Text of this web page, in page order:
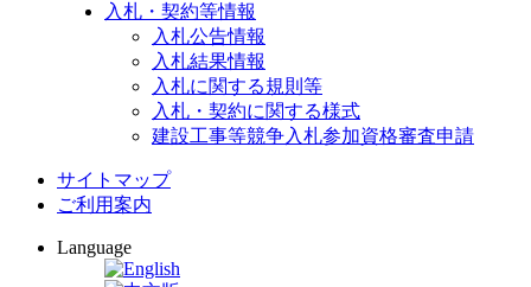
入札・契約等情報
入札公告情報
入札結果情報
入札に関する規則等
入札・契約に関する様式
建設工事等競争入札参加資格審査申請
サイトマップ
ご利用案内
Language